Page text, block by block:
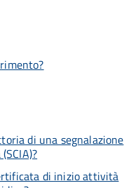
di una segnalazione
di inizio attività